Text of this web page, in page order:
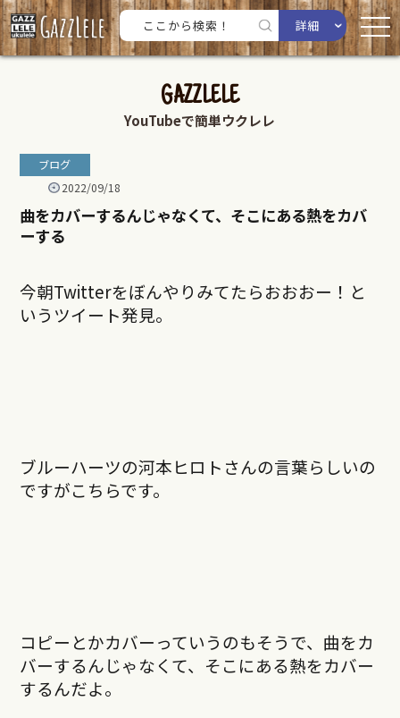
詳細
GAZZLELE
YouTubeで簡単ウクレレ
ブログ
2022/09/18
曲をカバーするんじゃなくて、そこにある熱をカバ
ーする
今朝Twitterをぼんやりみてたらおおおー！と
いうツイート発見。
ブルーハーツの河本ヒロトさんの言葉らしいの
ですがこちらです。
コピーとかカバーっていうのもそうで、曲をカ
バーするんじゃなくて、そこにある熱をカバー
するんだよ。